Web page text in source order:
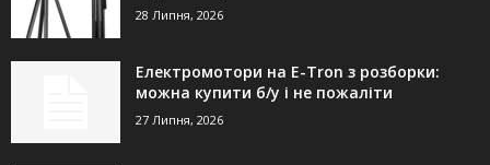
28 Липня, 2026
Електромотори на E-Tron з розборки:
можна купити б/у і не пожаліти
27 Липня, 2026